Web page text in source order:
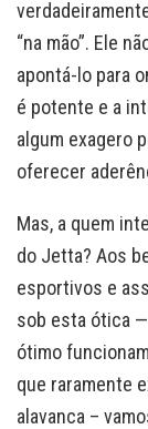
“na mão”. Ele
apontá-lo para
é potente e a
algum exagero
oferecer
Mas, a quem
do Jetta? Aos
esportivos e
sob esta ótica
ótimo
que raramente
alavanca –